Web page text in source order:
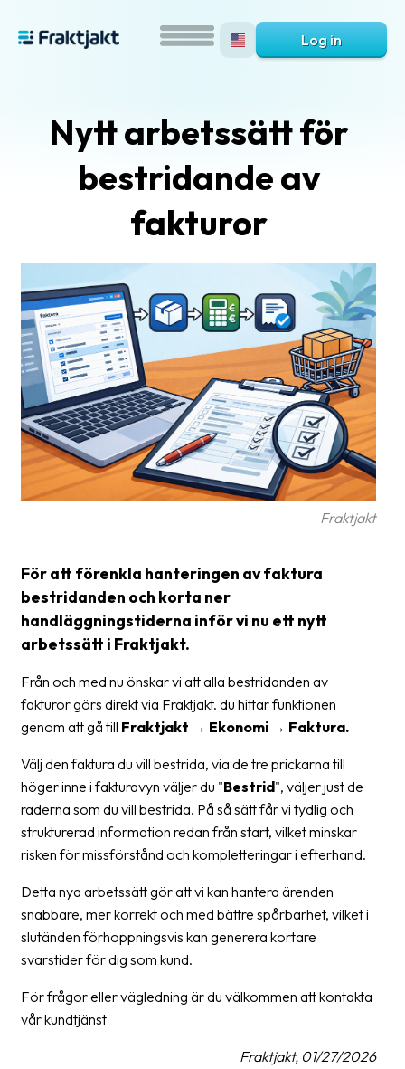
is
Fraktjakt?
Help?
FAQ
Glossary
Packing
Shipping
settings
Customs
declarations
Delivery
terms
Pickups
Manuals
Downloads
scanner
Support
About
the
company
About
Log in
Nytt arbetssätt för
bestridande av
fakturor
Fraktjakt
För att förenkla hanteringen av faktura
bestridanden och korta ner
handläggningstiderna inför vi nu ett nytt
arbetssätt i Fraktjakt.
Från och med nu önskar vi att alla bestridanden av
fakturor görs direkt via Fraktjakt. du hittar funktionen
genom att gå till Fraktjakt → Ekonomi → Faktura.
Välj den faktura du vill bestrida, via de tre prickarna till
höger inne i fakturavyn väljer du "Bestrid", väljer just de
raderna som du vill bestrida. På så sätt får vi tydlig och
strukturerad information redan från start, vilket minskar
risken för missförstånd och kompletteringar i efterhand.
Detta nya arbetssätt gör att vi kan hantera ärenden
snabbare, mer korrekt och med bättre spårbarhet, vilket i
slutänden förhoppningsvis kan generera kortare
svarstider för dig som kund.
För frågor eller vägledning är du välkommen att kontakta
vår kundtjänst
Fraktjakt, 01/27/2026